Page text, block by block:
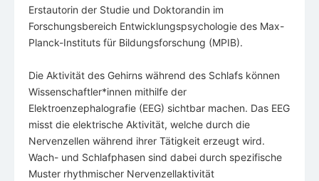
Erstautorin der Studie und Doktorandin im
Forschungsbereich Entwicklungspsychologie des Max-
Planck-Instituts für Bildungsforschung (MPIB).
Die Aktivität des Gehirns während des Schlafs können
Wissenschaftler*innen mithilfe der
Elektroenzephalografie (EEG) sichtbar machen. Das EEG
misst die elektrische Aktivität, welche durch die
Nervenzellen während ihrer Tätigkeit erzeugt wird.
Wach- und Schlafphasen sind dabei durch spezifische
Muster rhythmischer Nervenzellaktivität